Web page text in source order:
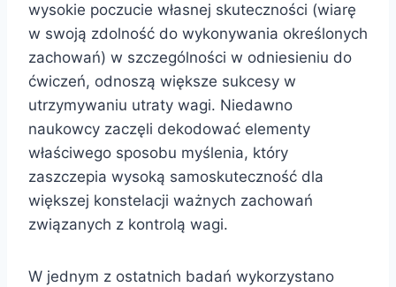
wysokie poczucie własnej skuteczności (wiarę
w swoją zdolność do wykonywania określonych
zachowań) w szczególności w odniesieniu do
ćwiczeń, odnoszą większe sukcesy w
utrzymywaniu utraty wagi. Niedawno
naukowcy zaczęli dekodować elementy
właściwego sposobu myślenia, który
zaszczepia wysoką samoskuteczność dla
większej konstelacji ważnych zachowań
związanych z kontrolą wagi.
W jednym z ostatnich badań wykorzystano